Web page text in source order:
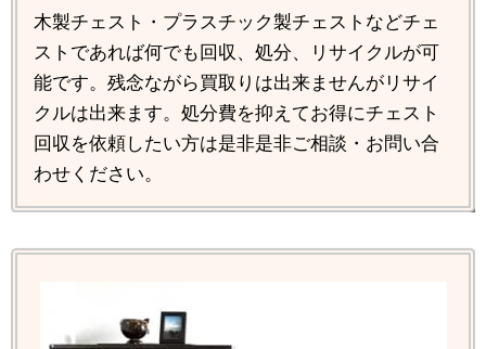
木製チェスト・プラスチック製チェストなどチェ
ストであれば何でも回収、処分、リサイクルが可
能です。残念ながら買取りは出来ませんがリサイ
クルは出来ます。処分費を抑えてお得にチェスト
回収を依頼したい方は是非是非ご相談・お問い合
わせください。